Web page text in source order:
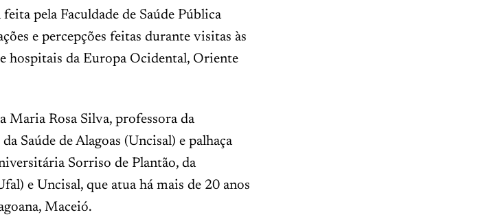
pela Faculdade de Saúde Pública
e percepções feitas durante visitas às
hospitais da Europa Ocidental, Oriente
Maria Rosa Silva, professora da
Saúde de Alagoas (Uncisal) e palhaça
Sorriso de Plantão, da
e Uncisal, que atua há mais de 20 anos
Maceió.